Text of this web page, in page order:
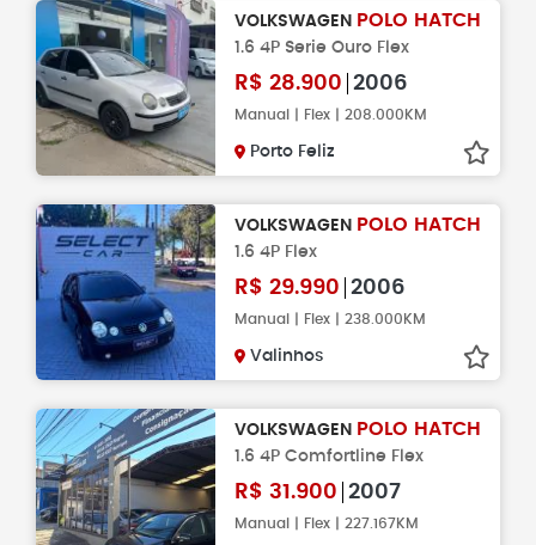
VOLKSWAGEN POLO HATCH
1.6 4P Serie Ouro Flex
R$ 28.900 2006
Manual | Flex | 208.000KM
Porto Feliz
VOLKSWAGEN POLO HATCH
1.6 4P Flex
R$ 29.990 2006
Manual | Flex | 238.000KM
Valinhos
VOLKSWAGEN POLO HATCH
1.6 4P Comfortline Flex
R$ 31.900 2007
Manual | Flex | 227.167KM